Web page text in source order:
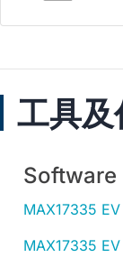
工具及
Software
MAX17335
MAX17335